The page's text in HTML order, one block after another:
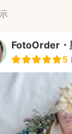
FotoOrder・
5 (